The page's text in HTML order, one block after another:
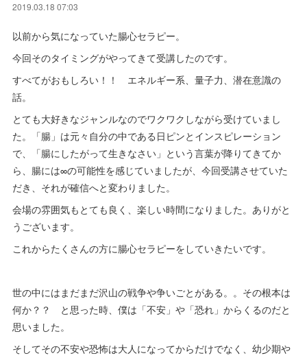
2019.03.18 07:03
以前から気になっていた腸心セラピー。
今回そのタイミングがやってきて受講したのです。
すべてがおもしろい！！ エネルギー系、量子力、潜在意識の
話。
とても大好きなジャンルなのでワクワクしながら受けていまし
た。「腸」は元々自分の中である日ピンとインスピレーション
で、「腸にしたがって生きなさい」という言葉が降りてきてか
ら、腸には∞の可能性を感じていましたが、今回受講させていた
だき、それが確信へと変わりました。
会場の雰囲気もとても良く、楽しい時間になりました。ありがと
うございます。
これからたくさんの方に腸心セラピーをしていきたいです。
世の中にはまだまだ沢山の戦争や争いごとがある。。その根本は
何か？？ と思った時、僕は「不安」や「恐れ」からくるのだと
思いました。
そしてその不安や恐怖は大人になってからだけでなく、幼少期や